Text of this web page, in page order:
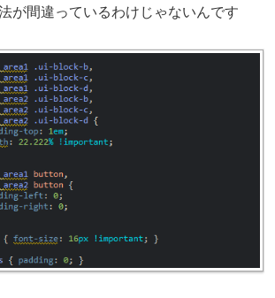
が間違っているわけじゃないんです